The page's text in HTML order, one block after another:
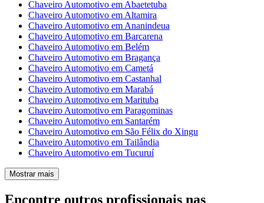
Chaveiro Automotivo em Abaetetuba
Chaveiro Automotivo em Altamira
Chaveiro Automotivo em Ananindeua
Chaveiro Automotivo em Barcarena
Chaveiro Automotivo em Belém
Chaveiro Automotivo em Bragança
Chaveiro Automotivo em Cametá
Chaveiro Automotivo em Castanhal
Chaveiro Automotivo em Marabá
Chaveiro Automotivo em Marituba
Chaveiro Automotivo em Paragominas
Chaveiro Automotivo em Santarém
Chaveiro Automotivo em São Félix do Xingu
Chaveiro Automotivo em Tailândia
Chaveiro Automotivo em Tucuruí
Mostrar mais
Encontre outros profissionais nas